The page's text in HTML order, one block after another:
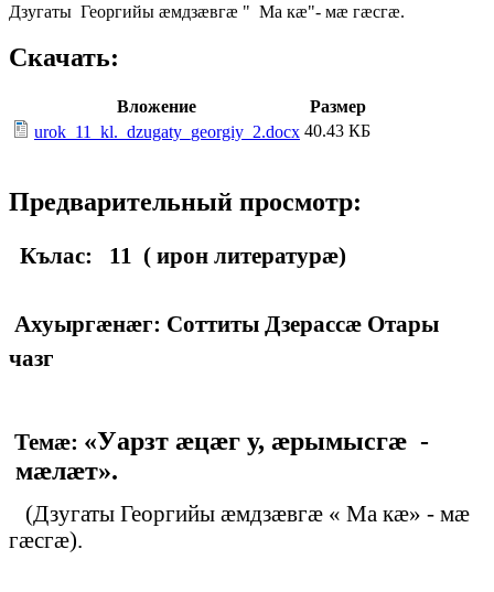
Дзугаты Георгийы æмдзæвгæ " Ма кæ"- мæ гæсгæ.
Скачать:
Вложение
Размер
urok_11_kl._dzugaty_georgiy_2.docx 40.43 КБ
Предварительный просмотр:
Кълас: 11 ( ирон литературæ)
Ахуыргæнæг: Соттиты Дзерассæ Отары
чазг
Темæ: «Уарзт ӕцӕг у, æрымысгӕ -
мӕлӕт».
(Дзугаты Георгийы ӕмдзӕвгӕ « Ма кӕ» - мӕ
гӕсгӕ).